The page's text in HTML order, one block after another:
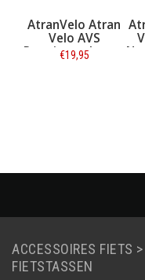
Atran AtranVelo Atran
Velo Adapter
Newrack Uni AVS
€19,95
ACCESSOIRES FIETS >
FIETSTASSEN